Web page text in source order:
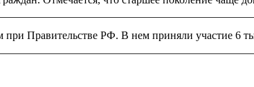
Правительстве РФ. В нем приняли участие 6